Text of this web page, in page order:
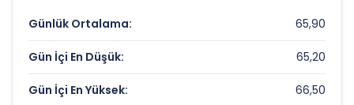
Günlük Ortalama: 65,90
Gün İçi En Düşük: 65,20
Gün İçi En Yüksek: 66,50